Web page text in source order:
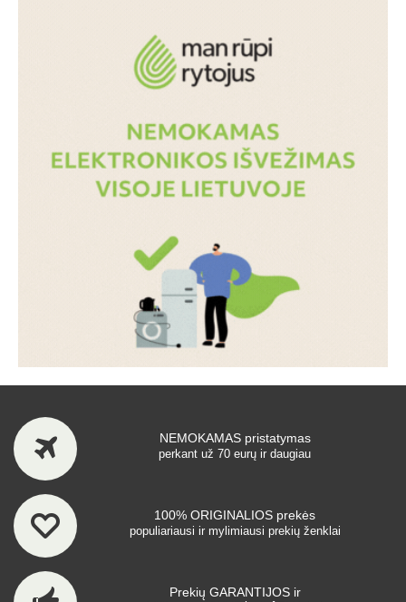
NEMOKAMAS pristatymas
perkant už 70 eurų ir daugiau
100% ORIGINALIOS prekės
populiariausi ir mylimiausi prekių ženklai
Prekių GARANTIJOS ir